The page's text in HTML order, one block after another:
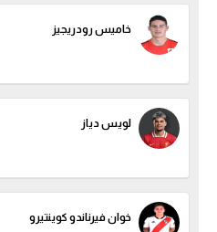
خاميس رودريجيز
لويس دياز
خوان فيرناندو كوينتيرو